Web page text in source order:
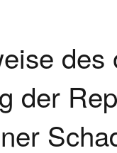
der